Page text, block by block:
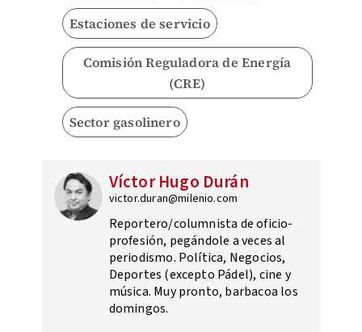
Estaciones de servicio
Comisión Reguladora de Energía
(CRE)
Sector gasolinero
Víctor Hugo Durán
victor.duran@milenio.com
Reportero/columnista de oficio-
profesión, pegándole a veces al
periodismo. Política, Negocios,
Deportes (excepto Pádel), cine y
música. Muy pronto, barbacoa los
domingos.